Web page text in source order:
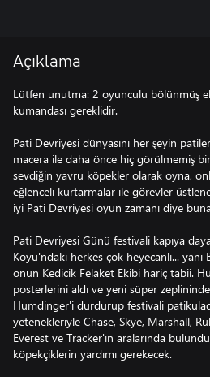
Açıklama
Lütfen unutma: 2 oyunculu bölünmüş
kumandası gereklidir.
Pati Devriyesi dünyasını her şeyin
macera ile daha önce hiç görülmemiş
sevdiğin yavru köpekler olarak oyna,
eğlenceli kurtarmalar ile görevler
iyi Pati Devriyesi oyun zamanı diye
Pati Devriyesi Günü festivali kapıya
Koyu'ndaki herkes çok heyecanlı... yani
onun Kedicik Felaket Ekibi hariç tabii.
posterlerini aldı ve yeni süper
Humdinger'i durdurup festivali
yetenekleriyle Chase, Skye, Marshall,
Everest ve Tracker'ın aralarında
köpekçiklerin yardımı gerekecek.